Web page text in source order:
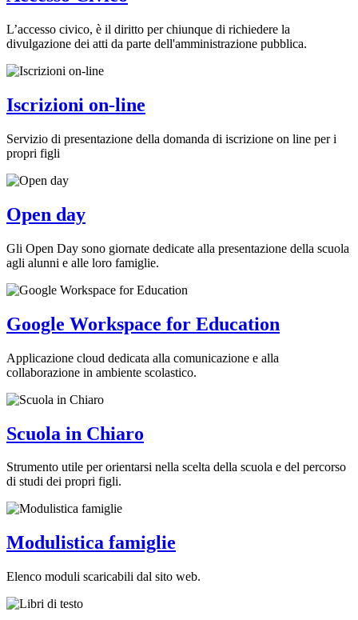
L’accesso civico, è il diritto per chiunque di richiedere la
divulgazione dei atti da parte dell'amministrazione pubblica.
Iscrizioni on-line
Servizio di presentazione della domanda di iscrizione on line per i
propri figli
Open day
Gli Open Day sono giornate dedicate alla presentazione della scuola
agli alunni e alle loro famiglie.
Google Workspace for Education
Applicazione cloud dedicata alla comunicazione e alla
collaborazione in ambiente scolastico.
Scuola in Chiaro
Strumento utile per orientarsi nella scelta della scuola e del percorso
di studi dei propri figli.
Modulistica famiglie
Elenco moduli scaricabili dal sito web.